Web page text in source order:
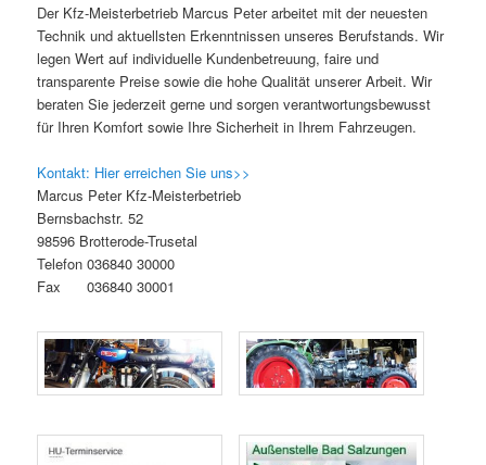
Der Kfz-Meisterbetrieb Marcus Peter arbeitet mit der neuesten
Technik und aktuellsten Erkenntnissen unseres Berufstands. Wir
legen Wert auf individuelle Kundenbetreuung, faire und
transparente Preise sowie die hohe Qualität unserer Arbeit. Wir
beraten Sie jederzeit gerne und sorgen verantwortungsbewusst
für Ihren Komfort sowie Ihre Sicherheit in Ihrem Fahrzeugen.
Kontakt: Hier erreichen Sie uns>>
Marcus Peter Kfz-Meisterbetrieb
Bernsbachstr. 52
98596 Brotterode-Trusetal
Telefon 036840 30000
Fax 036840 30001